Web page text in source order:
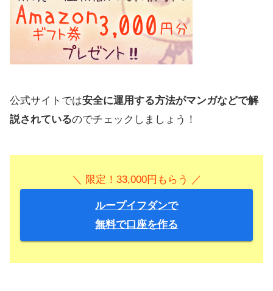
公式サイトでは安全に運用する方法がマンガなどで解
説されているのでチェックしましょう！
＼ 限定！33,000円もらう ／
ループイフダンで
無料で口座を作る